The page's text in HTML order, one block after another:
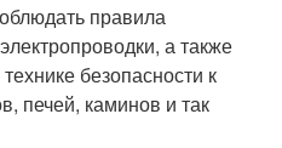
правила
а также
безопасности к
печей, каминов и так